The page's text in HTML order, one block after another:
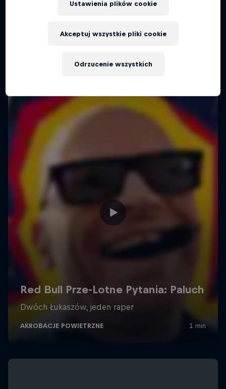
Ustawienia plików cookie
Odrzucenie wszystkich
Akceptuj wszystkie pliki cookie